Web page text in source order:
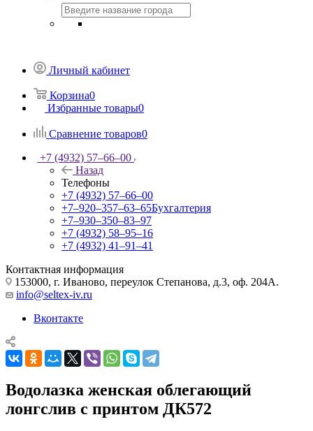
Личный кабинет
Корзина0
Избранные товары0
Сравнение товаров0
+7 (4932) 57‒66‒00
Назад
Телефоны
+7 (4932) 57‒66‒00
+7‒920‒357‒63‒65Бухгалтерия
+7‒930‒350‒83‒97
+7 (4932) 58‒95‒16
+7 (4932) 41‒91‒41
Контактная информация
153000, г. Иваново, переулок Степанова, д.3, оф. 204А.
info@seltex-iv.ru
Вконтакте
Водолазка женская облегающий
лонгслив с принтом ДК572